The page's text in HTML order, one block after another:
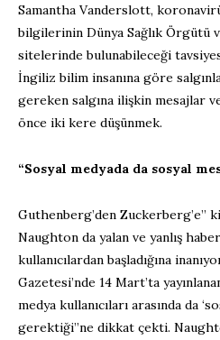
Samantha Vanderslott,
bilgilerinin Dünya Sağlık Örgütü
sitelerinde bulunabileceği
İngiliz bilim insanına göre
gereken salgına ilişkin mesajlar
önce iki kere düşünmek.
“Sosyal medyada da sosyal
Guthenberg’den Zuckerberg’e”
Naughton da yalan ve yanlış
kullanıcılardan başladığına
Gazetesi’nde 14 Mart’ta
medya kullanıcıları arasında da
gerektiği”ne dikkat çekti.